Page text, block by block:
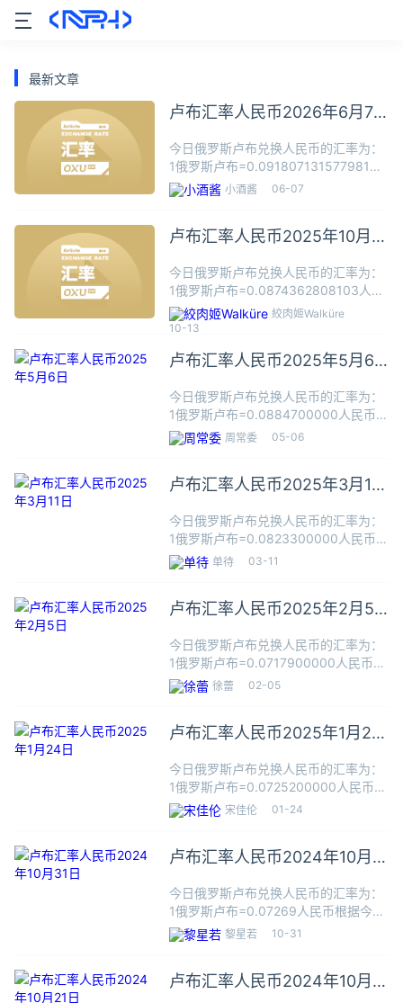
最新文章
卢布汇率人民币2026年6月7
今日俄罗斯卢布兑换人民币的汇率为：
1俄罗斯卢布=0.091807131577981人
民币根据今日汇率，100俄罗斯卢布可
兑换9.1807人民币，数据仅供参考，交
布（Р
小酒酱 06-07
卢布汇率人民币2025年10月13
今日俄罗斯卢布兑换人民币的汇率为：
1俄罗斯卢布=0.0874362808103人民
币根据今日汇率，100俄罗斯卢布可兑
换8.7436人民币，数据仅供参考，交易
（Руб
絞肉姬Walküre
10-13
卢布汇率人民币2025年5月6
今日俄罗斯卢布兑换人民币的汇率为：
1俄罗斯卢布=0.0884700000人民币根
据今日汇率，100俄罗斯卢布可兑换
8.8470人民币，数据仅供参考，交易时
（Рублев
周常委 05-06
卢布汇率人民币2025年3月11
今日俄罗斯卢布兑换人民币的汇率为：
1俄罗斯卢布=0.0823300000人民币根
据今日汇率，100俄罗斯卢布可兑换
8.2330人民币，数据仅供参考，交易时
（Рублев
单待 03-11
卢布汇率人民币2025年2月5
今日俄罗斯卢布兑换人民币的汇率为：
1俄罗斯卢布=0.0717900000人民币根
据今日汇率，100俄罗斯卢布可兑换
7.1790人民币，数据仅供参考，交易时
（Рублев
徐蕾 02-05
卢布汇率人民币2025年1月24
今日俄罗斯卢布兑换人民币的汇率为：
1俄罗斯卢布=0.0725200000人民币根
据今日汇率，100俄罗斯卢布可兑换
7.2520人民币，数据仅供参考，交易时
（Рублев
宋佳伦 01-24
卢布汇率人民币2024年10月
今日俄罗斯卢布兑换人民币的汇率为：
1俄罗斯卢布=0.07269人民币根据今日
汇率，100俄罗斯卢布可兑换7.2690人
民币，数据仅供参考，交易时以银行柜
（Рублевка）是俄
黎星若 10-31
卢布汇率人民币2024年10月